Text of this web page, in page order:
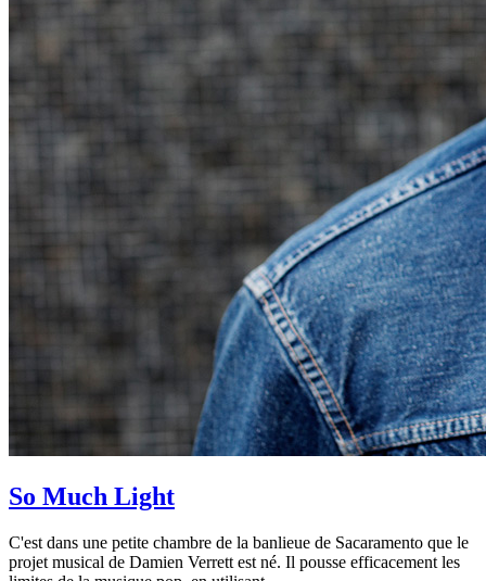
So Much Light
C'est dans une petite chambre de la banlieue de Sacaramento que le
projet musical de Damien Verrett est né. Il pousse efficacement les